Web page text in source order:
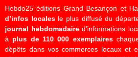
Hebdo25 éditions Grand Besançon et
d’infos localesle plus diffusé du
journal hebdomadaired’informations
à plus de 110 000 exemplaires
dépôts dans vos commerces locaux et